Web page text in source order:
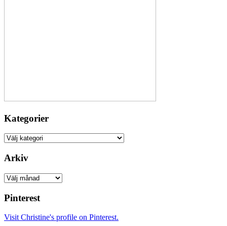
Kategorier
Kategorier
Arkiv
Arkiv
Pinterest
Visit Christine's profile on Pinterest.